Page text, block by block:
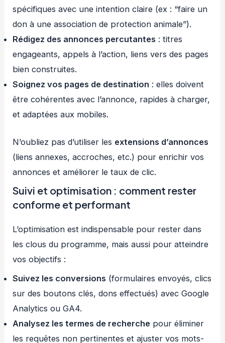
spécifiques avec une intention claire (ex : “faire un
don à une association de protection animale”).
Rédigez des annonces percutantes : titres
engageants, appels à l’action, liens vers des pages
bien construites.
Soignez vos pages de destination : elles doivent
être cohérentes avec l’annonce, rapides à charger,
et adaptées aux mobiles.
N’oubliez pas d’utiliser les extensions d’annonces
(liens annexes, accroches, etc.) pour enrichir vos
annonces et améliorer le taux de clic.
Suivi et optimisation : comment rester
conforme et performant
L’optimisation est indispensable pour rester dans
les clous du programme, mais aussi pour atteindre
vos objectifs :
Suivez les conversions (formulaires envoyés, clics
sur des boutons clés, dons effectués) avec Google
Analytics ou GA4.
Analysez les termes de recherche pour éliminer
les requêtes non pertinentes et ajuster vos mots-